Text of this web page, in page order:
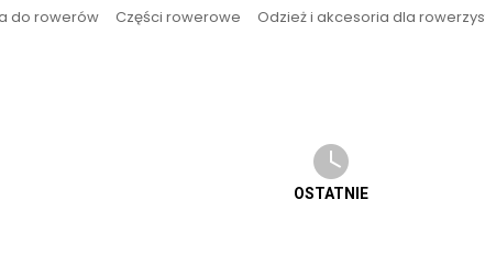
do rowerów Części rowerowe Odzież i akcesoria dla
OSTATNIE